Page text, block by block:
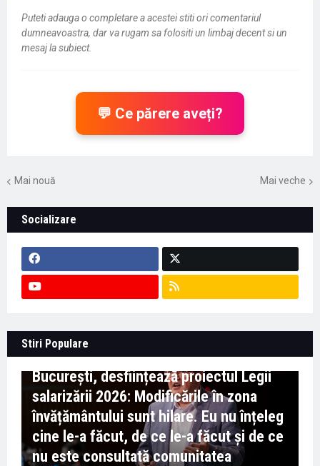
Puteti adauga o completare a acestei stiti ori comentariul
dumneavoastra, dar va rugam sa folositi un limbaj decent si un
mesaj la subiect.
💬 Ce părere aveți?
Mai nouă Mai veche
Socializare
Stiri Populare
Context important pentru educație -
Marian Preda, rectorul Universității din
București, desființează proiectul Legii
salarizării 2026: Modificările în zona
învățământului sunt hilare. Eu nu înțeleg
cine le-a făcut, de ce le-a făcut și de ce
nu este consultată comunitatea